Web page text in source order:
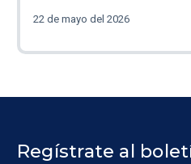
22 de mayo del 2026
Regístrate al